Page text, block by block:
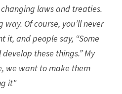
laws and treaties.
way. Of course, you’ll never
it, and people say, “Some
these things.” My
we want to make them
it"